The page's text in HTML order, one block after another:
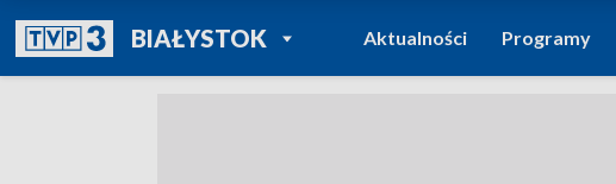
BIAŁYSTOKPOWRÓT DO
TVP REGIONY
Aktualności Programy